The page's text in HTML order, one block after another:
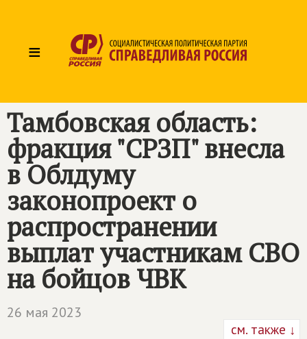
≡
Тамбовская область:
фракция "СРЗП" внесла
в Облдуму
законопроект о
распространении
выплат участникам СВО
на бойцов ЧВК
26 мая 2023
см. также ↓